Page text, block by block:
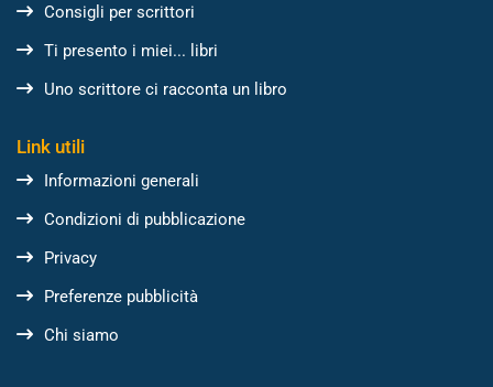
Consigli per scrittori
Ti presento i miei... libri
Uno scrittore ci racconta un libro
Link utili
Informazioni generali
Condizioni di pubblicazione
Privacy
Preferenze pubblicità
Chi siamo